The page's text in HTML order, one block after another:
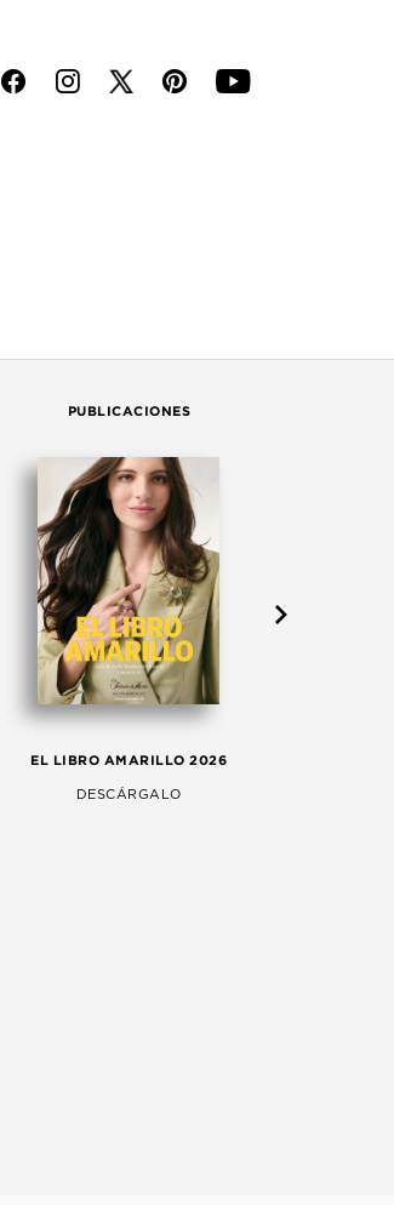
f i p y
PUBLICACIONES
EL LIBRO AMARILLO 2026
DESCÁRGALO